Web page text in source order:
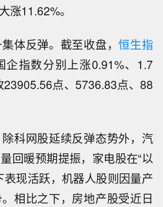
涨11.62%。
体反弹。截至收盘，恒生指
企指数分别上涨0.91%、1.7
点、5736.83点、88
科网股延续反弹态势外，汽
回暖预期提振，家电股在“以
表现活跃，机器人股则因量产
相比之下，房地产股受近日